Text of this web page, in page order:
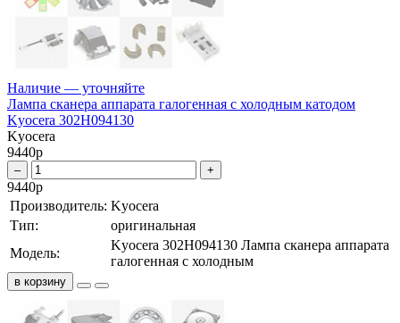
Наличие — уточняйте
Лампа сканера аппарата галогенная с холодным катодом
Kyocera 302H094130
Kyocera
9440р
– +
9440р
Производитель: Kyocera
Тип:
оригинальная
Модель:
Kyocera 302H094130 Лампа сканера аппарата
галогенная с холодным
в корзину